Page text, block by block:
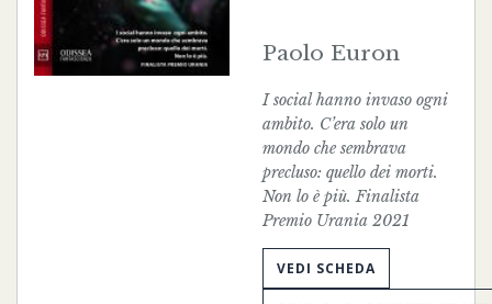
Paolo Euron
I social hanno invaso ogni
ambito. C’era solo un
mondo che sembrava
precluso: quello dei morti.
Non lo è più. Finalista
Premio Urania 2021
VEDI SCHEDA